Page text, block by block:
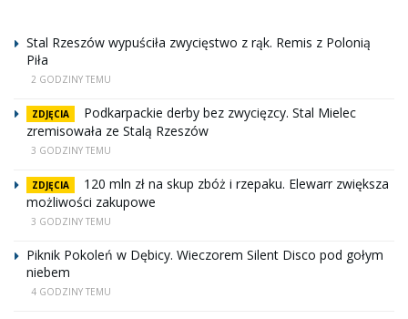
Stal Rzeszów wypuściła zwycięstwo z rąk. Remis z Polonią
Piła
2 GODZINY TEMU
ZDJĘCIA
Podkarpackie derby bez zwycięzcy. Stal Mielec
zremisowała ze Stalą Rzeszów
3 GODZINY TEMU
ZDJĘCIA
120 mln zł na skup zbóż i rzepaku. Elewarr zwiększa
możliwości zakupowe
3 GODZINY TEMU
Piknik Pokoleń w Dębicy. Wieczorem Silent Disco pod gołym
niebem
4 GODZINY TEMU